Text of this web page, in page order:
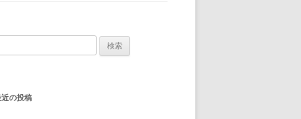
近の投稿